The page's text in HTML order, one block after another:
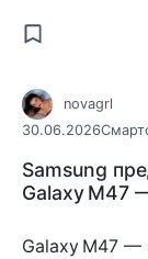
novagrl
30.06.2026
Samsung
Galaxy M47
Galaxy M47 —